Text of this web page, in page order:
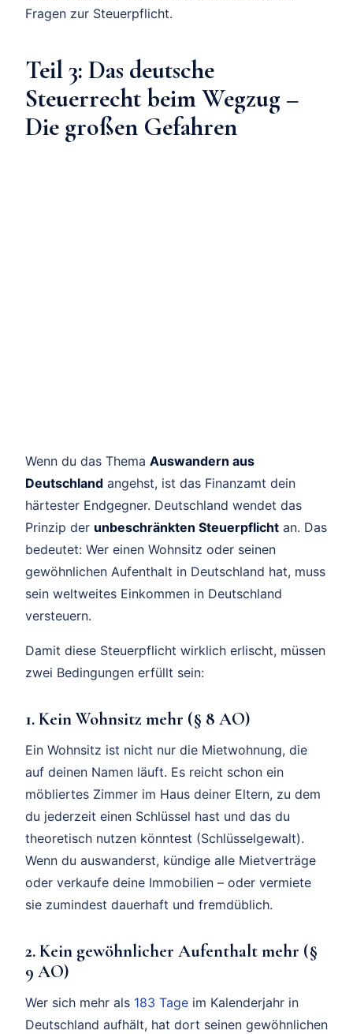
Fragen zur Steuerpflicht.
Teil 3: Das deutsche
Steuerrecht beim Wegzug –
Die großen Gefahren
Wenn du das Thema Auswandern aus
Deutschland angehst, ist das Finanzamt dein
härtester Endgegner. Deutschland wendet das
Prinzip der unbeschränkten Steuerpflicht an. Das
bedeutet: Wer einen Wohnsitz oder seinen
gewöhnlichen Aufenthalt in Deutschland hat, muss
sein weltweites Einkommen in Deutschland
versteuern.
Damit diese Steuerpflicht wirklich erlischt, müssen
zwei Bedingungen erfüllt sein:
1. Kein Wohnsitz mehr (§ 8 AO)
Ein Wohnsitz ist nicht nur die Mietwohnung, die
auf deinen Namen läuft. Es reicht schon ein
möbliertes Zimmer im Haus deiner Eltern, zu dem
du jederzeit einen Schlüssel hast und das du
theoretisch nutzen könntest (Schlüsselgewalt).
Wenn du auswanderst, kündige alle Mietverträge
oder verkaufe deine Immobilien – oder vermiete
sie zumindest dauerhaft und fremdüblich.
2. Kein gewöhnlicher Aufenthalt mehr (§
9 AO)
Wer sich mehr als 183 Tage im Kalenderjahr in
Deutschland aufhält, hat dort seinen gewöhnlichen